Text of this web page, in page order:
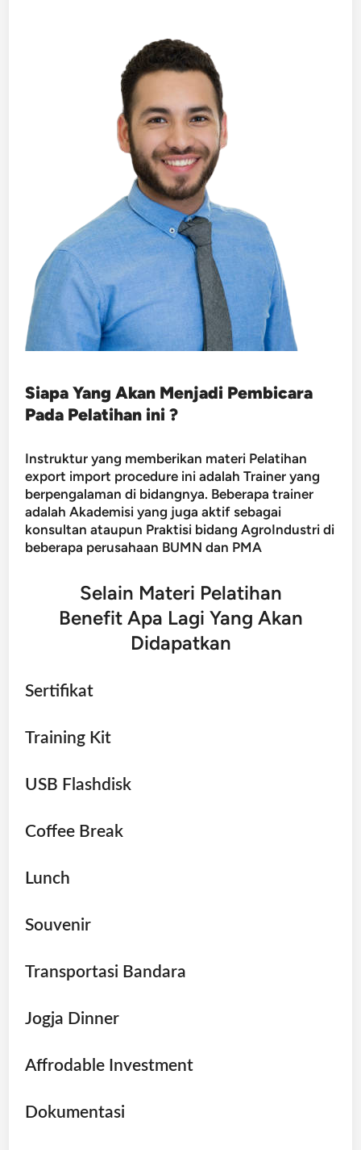
Siapa Yang Akan Menjadi Pembicara
Pada Pelatihan ini ?
Instruktur yang memberikan materi Pelatihan
export import procedure ini adalah Trainer yang
berpengalaman di bidangnya. Beberapa trainer
adalah Akademisi yang juga aktif sebagai
konsultan ataupun Praktisi bidang AgroIndustri di
beberapa perusahaan BUMN dan PMA
Selain Materi Pelatihan
Benefit Apa Lagi Yang Akan
Didapatkan
Sertifikat
Training Kit
USB Flashdisk
Coffee Break
Lunch
Souvenir
Transportasi Bandara
Jogja Dinner
Affrodable Investment
Dokumentasi